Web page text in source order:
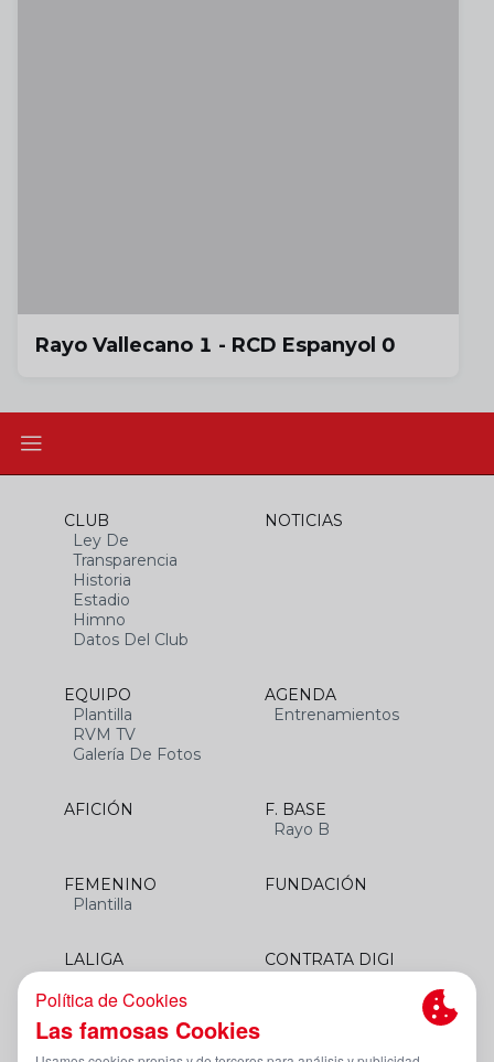
Rayo Vallecano 1 - RCD Espanyol 0
CLUB
Ley De
Transparencia
Historia
Estadio
Himno
Datos Del Club
NOTICIAS
EQUIPO
Plantilla
RVM TV
Galería De Fotos
AGENDA
Entrenamientos
AFICIÓN
F. BASE
Rayo B
FEMENINO
Plantilla
FUNDACIÓN
LALIGA
CONTRATA DIGI